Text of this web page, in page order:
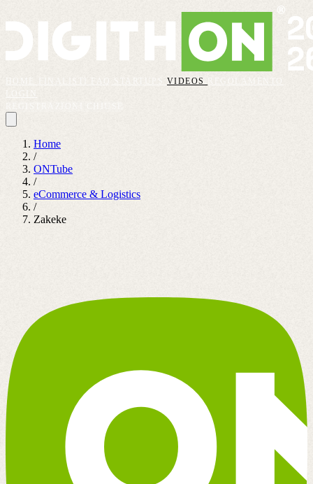
VIDEOS
REGOLAMENTO
Home
/
ONTube
/
eCommerce & Logistics
/
Zakeke